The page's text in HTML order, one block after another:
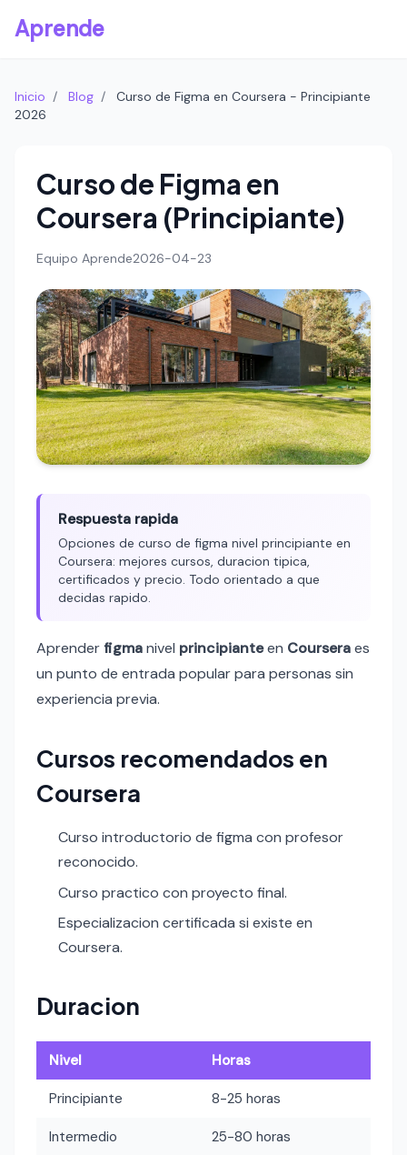
Aprende
Inicio / Blog /
Curso de Figma en Coursera - Principiante
2026
Curso de Figma en
Coursera (Principiante)
Equipo Aprende2026-04-23
Respuesta rapida
Opciones de curso de figma nivel principiante en
Coursera: mejores cursos, duracion tipica,
certificados y precio. Todo orientado a que
decidas rapido.
Aprenderfigmanivel principianteen Courseraes
un punto de entrada popular para personas sin
experiencia previa.
Cursos recomendados en
Coursera
Curso introductorio de figma con profesor
reconocido.
Curso practico con proyecto final.
Especializacion certificada si existe en
Coursera.
Duracion
Nivel Horas
Principiante 8-25 horas
Intermedio 25-80 horas